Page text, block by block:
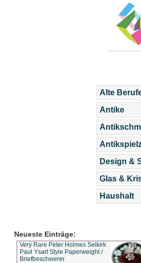
Alte
Antike
Design &
Glas &
Haushalt
Neueste Einträge:
Very Rare Peter Holmes Selkirk
Paul Ysart Style Paperweight /
Briefbeschwerer